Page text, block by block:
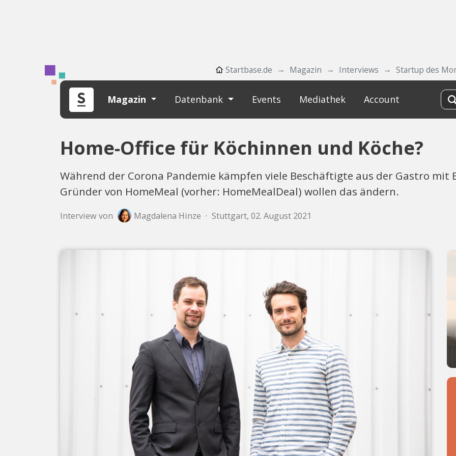
Startbase.de Magazin Interviews Startup des
Magazin Datenbank Events Mediathek Account
Home-Office für Köchinnen und Köche?
Während der Corona Pandemie kämpfen viele Beschäftigte aus der Gastro mit
Gründer von HomeMeal (vorher: HomeMealDeal) wollen das ändern.
Interview von Magdalena Hinze · Stuttgart, 02. August 2021